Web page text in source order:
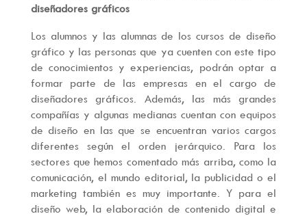
diseñadores gráficos
Los alumnos y las alumnas de los cursos de diseño
gráfico y las personas que ya cuenten con este tipo
de conocimientos y experiencias, podrán optar a
formar parte de las empresas en el cargo de
diseñadores gráficos. Además, las más grandes
compañías y algunas medianas cuentan con equipos
de diseño en las que se encuentran varios cargos
diferentes según el orden jerárquico. Para los
sectores que hemos comentado más arriba, como la
comunicación, el mundo editorial, la publicidad o el
marketing también es muy importante. Y para el
diseño web, la elaboración de contenido digital e